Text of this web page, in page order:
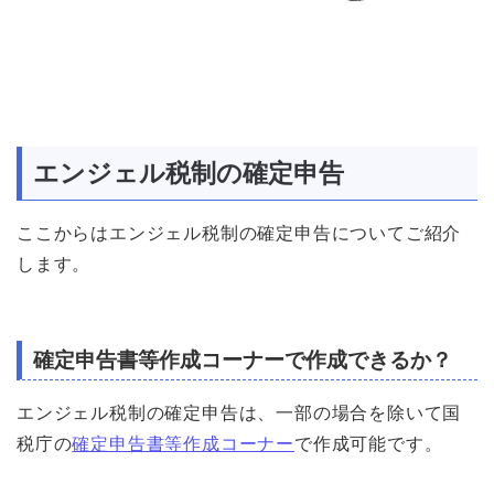
エンジェル税制の確定申告
ここからはエンジェル税制の確定申告についてご紹介
します。
確定申告書等作成コーナーで作成できるか？
エンジェル税制の確定申告は、一部の場合を除いて国
税庁の確定申告書等作成コーナーで作成可能です。